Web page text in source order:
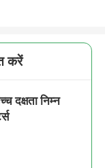
करें
दक्षता निम्न